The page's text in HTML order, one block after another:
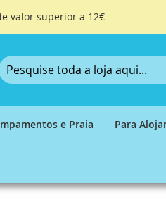
valor superior a 12€
e Praia Para